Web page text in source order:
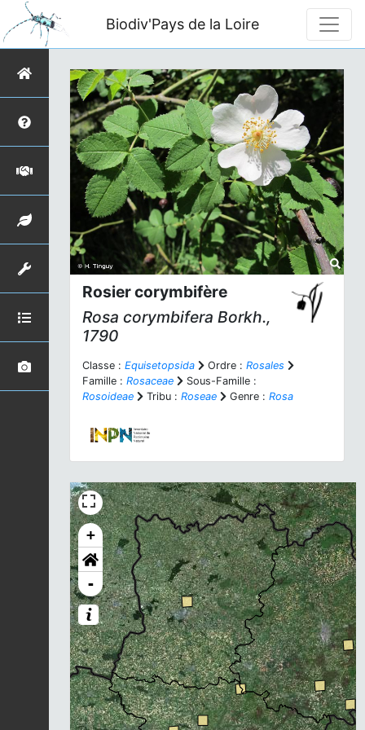
Biodiv'Pays de la Loire
Rosier corymbifère
Rosa corymbifera Borkh.,
1790
Classe : Equisetopsida Ordre : Rosales
Famille : Rosaceae
Sous-Famille :
Rosoideae
Tribu : Roseae Genre : Rosa
+
-